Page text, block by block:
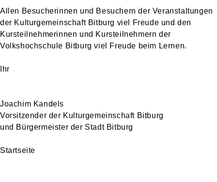
Allen Besucherinnen und Besuchern der Veranstaltungen
der Kulturgemeinschaft Bitburg viel Freude und den
Kursteilnehmerinnen und Kursteilnehmern der
Volkshochschule Bitburg viel Freude beim Lernen.
Ihr
Joachim Kandels
Vorsitzender der Kulturgemeinschaft Bitburg
und Bürgermeister der Stadt Bitburg
Startseite